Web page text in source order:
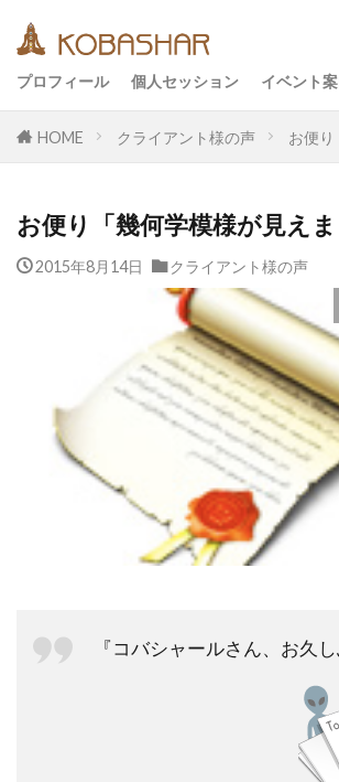
プロフィール 個人セッション イベント
HOME クライアント様の声 お便
お便り「幾何学模様が見えま
2015年8月14日 クライアント様の声
『コバシャールさん、お久し
カテゴリー
アーティスト
イベント
イ
エコ
オフグリッド
キール
バシャール・宇宙の
ヨガ
リトリー
ワンネス
ヴィーガン 健康
合宿 名古屋 地
宇宙人
岐阜 引き寄せの法
断食
沖縄 満月
覚醒の学校 農業
非二元